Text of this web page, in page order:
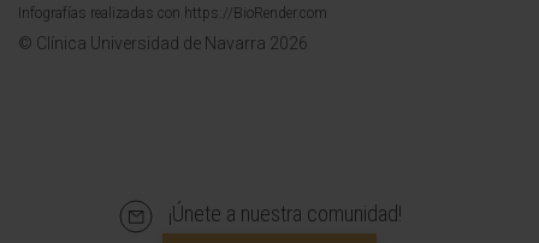
Infografías realizadas con https://BioRender.com
© Clínica Universidad de Navarra 2026
¡Únete a nuestra comunidad!